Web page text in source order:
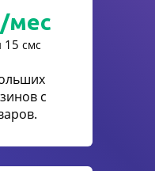
мес
15 смс
с